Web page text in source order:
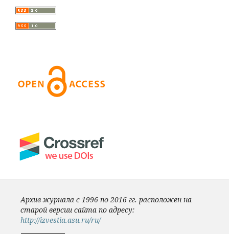
Архив журнала с 1996 по 2016 гг. расположен на
старой версии сайта по адресу:
http://izvestia.asu.ru/ru/